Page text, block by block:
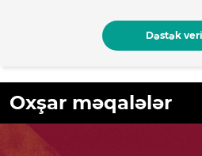
Dəstək
Oxşar məqalələr